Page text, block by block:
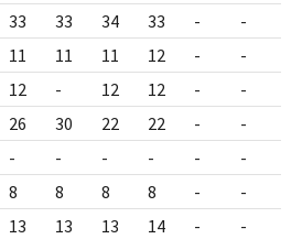
33 33 34 33 - -
11 11 11 12 - -
12 - 12 12 - -
26 30 22 22 - -
- - - - - -
8 8 8 8 - -
13 13 13 14 - -